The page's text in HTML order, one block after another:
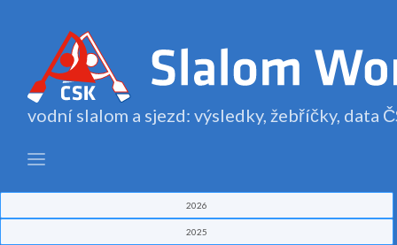
vodní slalom a sjezd: výsledky, žebříčky, data
2026
2025